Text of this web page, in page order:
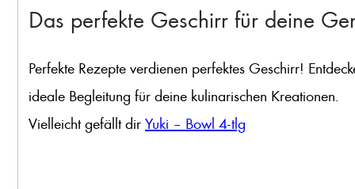
Das perfekte Geschirr für deine
Perfekte Rezepte verdienen perfektes Geschirr!
ideale Begleitung für deine kulinarischen Kreationen.
Vielleicht gefällt dir Yuki – Bowl 4-tlg